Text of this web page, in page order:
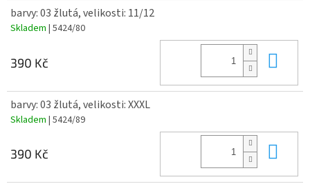
barvy: 03 žlutá, velikosti: 11/12
Skladem | 5424/80
390 Kč
barvy: 03 žlutá, velikosti: XXXL
Skladem | 5424/89
390 Kč